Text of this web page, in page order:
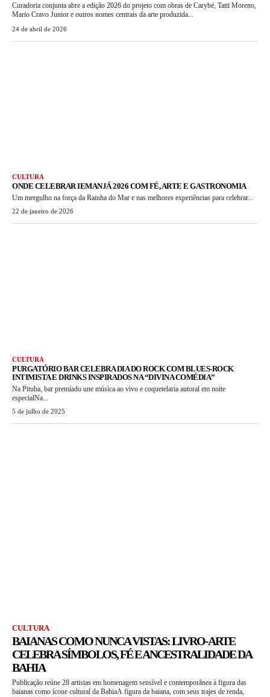
Curadoria conjunta abre a edição 2026 do projeto com obras de Carybé, Tatti Moreno,
Mario Cravo Junior e outros nomes centrais da arte produzida...
24 de abril de 2026
CULTURA
ONDE CELEBRAR IEMANJÁ 2026 COM FÉ, ARTE E GASTRONOMIA
Um mergulho na força da Rainha do Mar e nas melhores experiências para celebrar...
22 de janeiro de 2026
CULTURA
PURGATÓRIO BAR CELEBRA DIA DO ROCK COM BLUES-ROCK
INTIMISTA E DRINKS INSPIRADOS NA “DIVINA COMÉDIA”
Na Pituba, bar premiado une música ao vivo e coquetelaria autoral em noite
especialNa...
5 de julho de 2025
CULTURA
BAIANAS COMO NUNCA VISTAS: LIVRO-ARTE
CELEBRA SÍMBOLOS, FÉ E ANCESTRALIDADE DA
BAHIA
Publicação reúne 28 artistas em homenagem sensível e contemporânea à figura das
baianas como ícone cultural da BahiaA figura da baiana, com seus trajes de renda,